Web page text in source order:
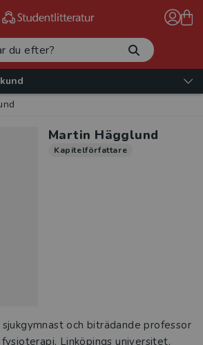
Martin Hägglund
Kapitelförfattare
och biträdande professor
Linköpings universitet.